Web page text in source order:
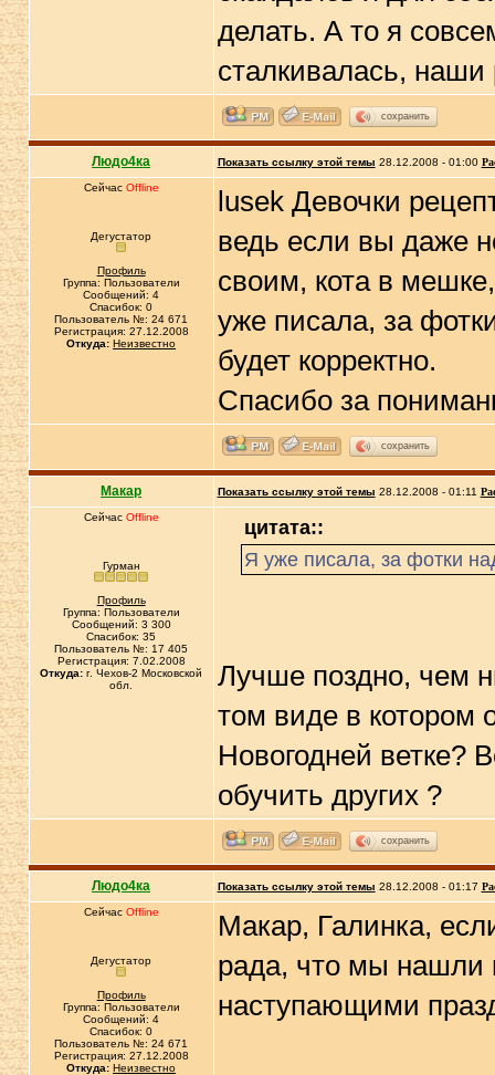
делать. А то я
сталкивалась,
сохранить
Людо4ка Показать ссылку этой темы 28.12.2008 - 01:00
Сейчас Offline
Дегустатор
Профиль
Группа: Пользователи
Сообщений: 4
Спасибок: 0
Пользователь №: 24 671
Регистрация: 27.12.2008
Откуда: Неизвестно
lusek Девочки
ведь если вы даже
своим, кота в
уже писала, за
будет корректно.
Спасибо за
сохранить
Макар Показать ссылку этой темы 28.12.2008 - 01:11
Сейчас Offline
Гурман
Профиль
Группа: Пользователи
Сообщений: 3 300
Спасибок: 35
Пользователь №: 17 405
Регистрация: 7.02.2008
Откуда: г. Чехов-2 Московской
обл.
цитата::
Я уже писала, за фотки
Лучше поздно, чем
том виде в котором
Новогодней ветке?
обучить других ?
сохранить
Людо4ка Показать ссылку этой темы 28.12.2008 - 01:17
Сейчас Offline
Дегустатор
Профиль
Группа: Пользователи
Сообщений: 4
Спасибок: 0
Пользователь №: 24 671
Регистрация: 27.12.2008
Откуда: Неизвестно
Макар, Галинка,
рада, что мы нашли
наступающими